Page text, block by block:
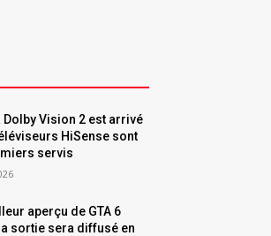
Dolby Vision 2 est arrivé
HiSense sont
servis
aperçu de GTA 6
sortie sera diffusé en